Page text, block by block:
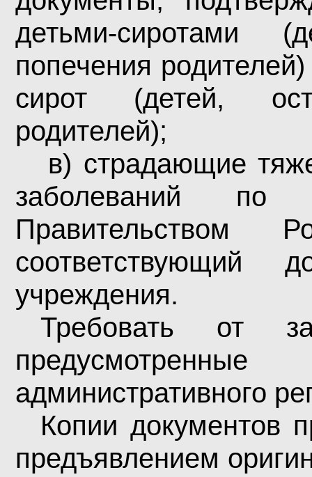
детьми-сиротами
попечения
сирот (детей,
родителей);
в) страдающие
заболеваний по
Правительством
соответствующий
учреждения.
Требовать от
административного
Копии документов
предъявлением